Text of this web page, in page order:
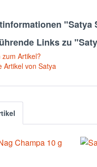
"Satya
Links zu
zum Artikel?
Artikel von Satya